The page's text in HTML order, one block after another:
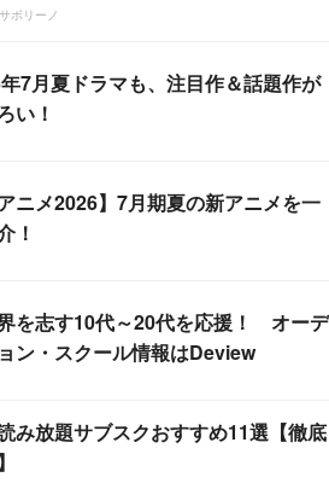
ボリーノ
7月夏ドラマも、注目作＆話題作が
い！
アニメ2026】7月期夏の新アニメを一
！
を志す10代～20代を応援！ オーデ
ン・スクール情報はDeview
み放題サブスクおすすめ11選【徹底